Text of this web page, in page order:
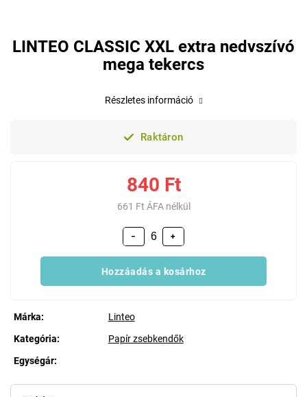
LINTEO CLASSIC XXL extra nedvszívó
mega tekercs
Raktáron
840 Ft
661 Ft ÁFA nélkül
+
−
Hozzáadás a kosárhoz
Kategória: Papír zsebkendők
Márka: Linteo
Egységár:
Részletes információ